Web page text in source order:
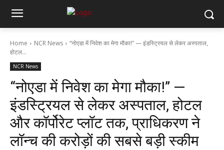
Home NCR News
“नोएडा में निवेश का मेगा मौका!” — इंडस्ट्रियल से लेकर अस्पताल,
होटल...
NCR News
“नोएडा में निवेश का मेगा मौका!” —
इंडस्ट्रियल से लेकर अस्पताल, होटल
और कॉर्पोरेट प्लॉट तक, प्राधिकरण ने
लॉन्च की करोड़ों की सबसे बड़ी स्कीम